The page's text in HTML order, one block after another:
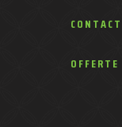
CONTACT
OFFERTE